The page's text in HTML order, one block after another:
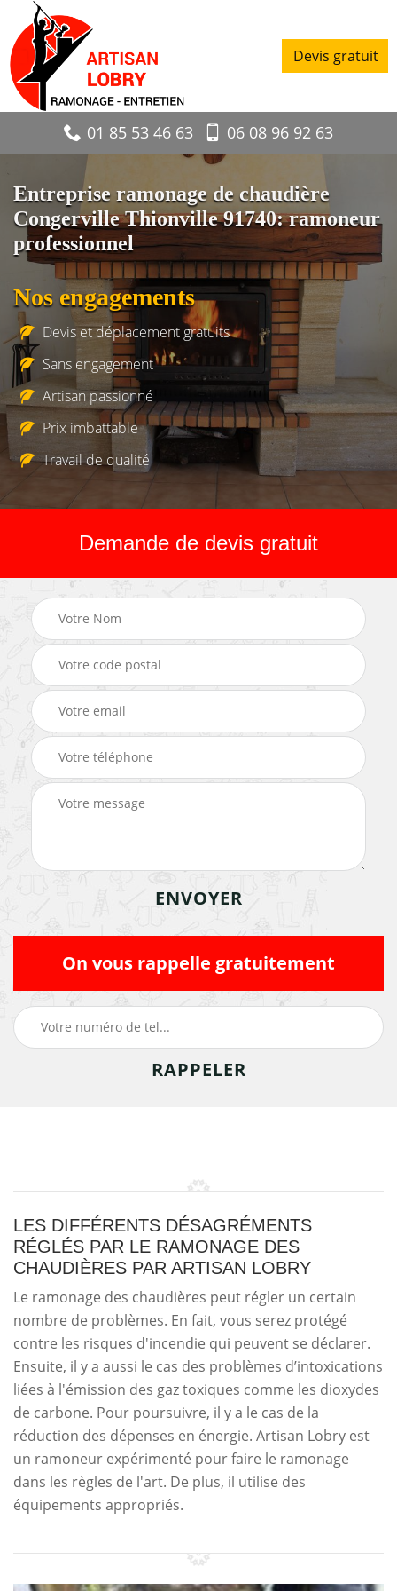
Devis gratuit
01 85 53 46 63 06 08 96 92 63
Entreprise ramonage de chaudière
Congerville Thionville 91740: ramoneur
professionnel
Nos engagements
Devis et déplacement gratuits
Sans engagement
Artisan passionné
Prix imbattable
Travail de qualité
Demande de devis gratuit
On vous rappelle gratuitement
LES DIFFÉRENTS DÉSAGRÉMENTS
RÉGLÉS PAR LE RAMONAGE DES
CHAUDIÈRES PAR ARTISAN LOBRY
Le ramonage des chaudières peut régler un certain
nombre de problèmes. En fait, vous serez protégé
contre les risques d'incendie qui peuvent se déclarer.
Ensuite, il y a aussi le cas des problèmes d’intoxications
liées à l'émission des gaz toxiques comme les dioxydes
de carbone. Pour poursuivre, il y a le cas de la
réduction des dépenses en énergie. Artisan Lobry est
un ramoneur expérimenté pour faire le ramonage
dans les règles de l'art. De plus, il utilise des
équipements appropriés.